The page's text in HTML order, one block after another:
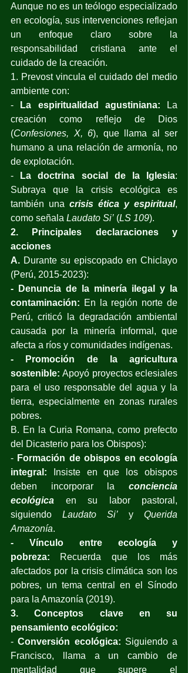
Aunque no es un teólogo especializado
en ecología, sus intervenciones reflejan
un enfoque claro sobre la
responsabilidad cristiana ante el
cuidado de la creación.
1. Prevost vincula el cuidado del medio
ambiente con:
-
La espiritualidad agustiniana: La
creación como reflejo de Dios
(Confesiones, X, 6), que llama al ser
humano a una relación de armonía, no
de explotación.
-
La doctrina social de la Iglesia:
Subraya que la crisis ecológica es
también una crisis ética y espiritual,
como señala Laudato Si’ (LS 109).
2. Principales declaraciones y
acciones
A. Durante su episcopado en Chiclayo
(Perú, 2015-2023):
- Denuncia de la minería ilegal y la
contaminación: En la región norte de
Perú, criticó la degradación ambiental
causada por la minería informal, que
afecta a ríos y comunidades indígenas.
- Promoción de la agricultura
sostenible: Apoyó proyectos eclesiales
para el uso responsable del agua y la
tierra, especialmente en zonas rurales
pobres.
B. En la Curia Romana, como prefecto
del Dicasterio para los Obispos):
- Formación de obispos en ecología
integral: Insiste en que los obispos
deben incorporar la conciencia
ecológica en su labor pastoral,
siguiendo Laudato Si’ y Querida
Amazonía.
- Vínculo entre ecología y
pobreza: Recuerda que los más
afectados por la crisis climática son los
pobres, un tema central en el Sínodo
para la Amazonía (2019).
3. Conceptos clave en su
pensamiento ecológico:
- Conversión ecológica: Siguiendo a
Francisco, llama a un cambio de